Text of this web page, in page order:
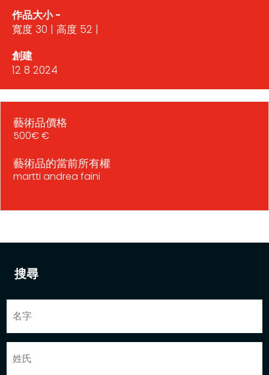
搜尋
作品大小 -
寬度 30 | 高度 52 |
創建
12 8 2024
藝術品價格
500€ €
藝術品的當前所有權
martti andrea faini